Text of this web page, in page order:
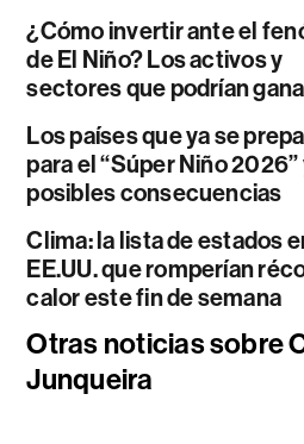
¿Cómo invertir ante el
de El Niño? Los activos y
sectores que podrían
Los países que ya se
para el “Súper Niño 2026”
posibles consecuencias
Clima: la lista de estados
EE.UU. que romperían
calor este fin de semana
Otras noticias sobre
Junqueira